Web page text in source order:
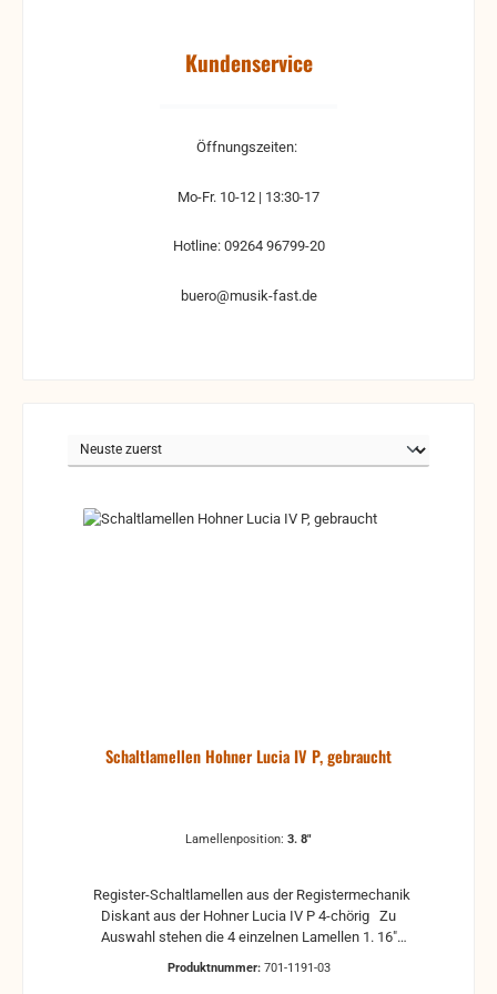
Kundenservice
Öffnungszeiten:
Mo-Fr. 10-12 | 13:30-17
Hotline: 09264 96799-20
buero@musik-fast.de
Schaltlamellen Hohner Lucia IV P, gebraucht
Lamellenposition: 3. 8"
Diskant aus der Hohner Lucia IV P 4-chörig Zu
Auswahl stehen die 4 einzelnen Lamellen 1. 16"
Produktnummer: 701-1191-03